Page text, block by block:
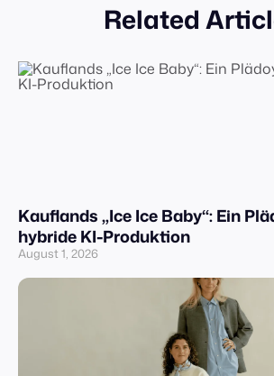
Related
Kauflands „Ice Ice Baby“: Ein
hybride KI-Produktion
August 1, 2026